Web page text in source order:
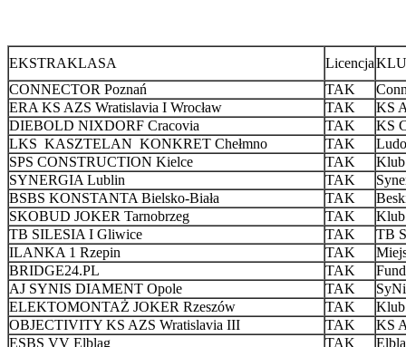
EKSTRAKLASA Licencja
CONNECTOR Poznań
TAK
ERA KS AZS Wratislavia I Wrocław
TAK
KS
DIEBOLD NIXDORF Cracovia
TAK
KS
LKS KASZTELAN KONKRET Chełmno
TAK
SPS CONSTRUCTION Kielce
TAK
Klub
SYNERGIA Lublin
TAK
BSBS KONSTANTA Bielsko-Biała
TAK
SKOBUD JOKER Tarnobrzeg
TAK
Klub
TB SILESIA I Gliwice
TAK
TB
ILANKA 1 Rzepin
TAK
BRIDGE24.PL
TAK
AJ SYNIS DIAMENT Opole
TAK
ELEKTOMONTAŻ JOKER Rzeszów
TAK
Klub
OBJECTIVITY KS AZS Wratislavia III
TAK
KS
ESBS VV Elbląg
TAK